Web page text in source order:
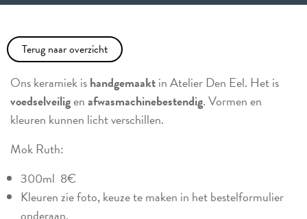
Terug naar overzicht
Ons keramiek ishandgemaaktin Atelier Den Eel. Het is
voedselveiligenafwasmachinebestendig. Vormen en
kleuren kunnen licht verschillen.
Mok Ruth:
300ml 8€
Kleuren zie foto, keuze te maken in het bestelformulier